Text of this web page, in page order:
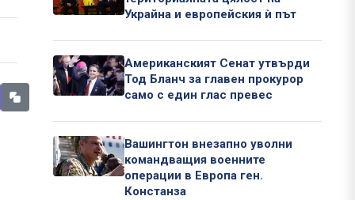
Украйна и европейския ѝ път
Американският Сенат утвърди
Тод Бланч за главен прокурор
само с един глас превес
Вашингтон внезапно уволни
командващия военните
операции в Европа ген.
Констанза